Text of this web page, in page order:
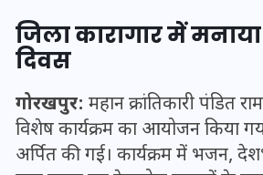
जिला कारागार में
दिवस
गोरखपुर: महान क्रांतिकारी पंडित
विशेष कार्यक्रम का आयोजन किया
अर्पित की गई। कार्यक्रम में भजन,